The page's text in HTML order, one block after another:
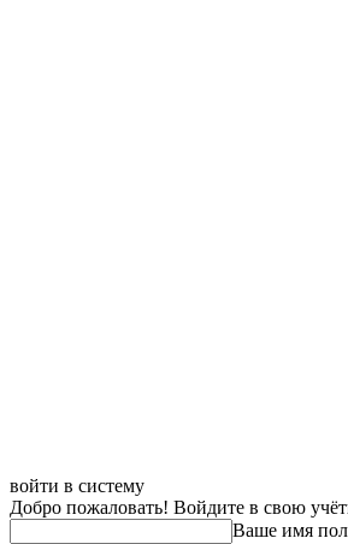
войти в систему
Добро пожаловать! Войдите в свою
Ваше имя